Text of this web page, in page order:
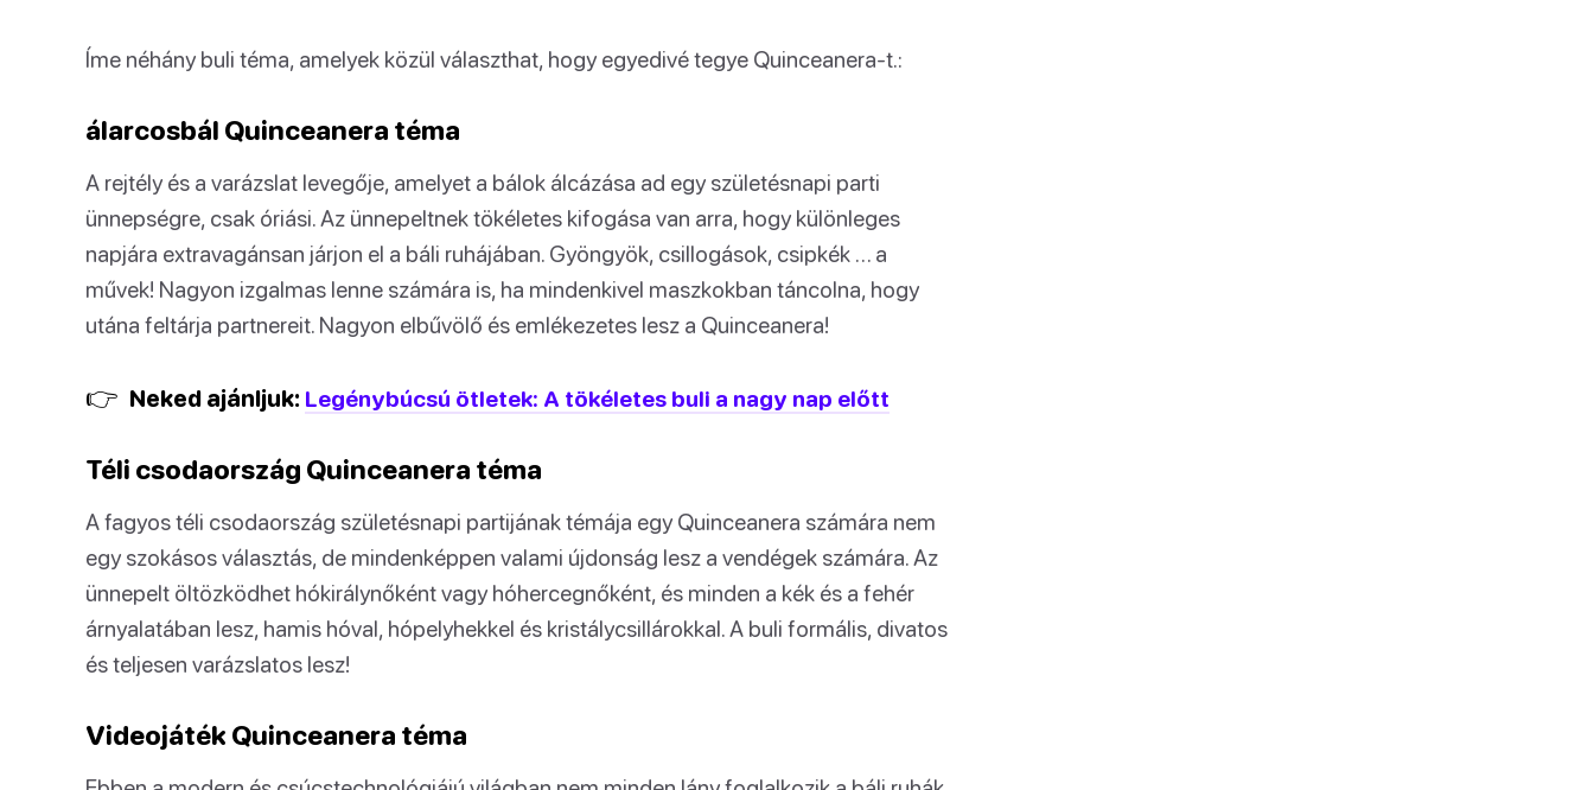
Íme néhány buli téma, amelyek közül választhat, hogy egyedivé tegye Quinceanera-t.:
álarcosbál Quinceanera téma
A rejtély és a varázslat levegője, amelyet a bálok álcázása ad egy születésnapi parti
ünnepségre, csak óriási. Az ünnepeltnek tökéletes kifogása van arra, hogy különleges
napjára extravagánsan járjon el a báli ruhájában. Gyöngyök, csillogások, csipkék … a
művek! Nagyon izgalmas lenne számára is, ha mindenkivel maszkokban táncolna, hogy
utána feltárja partnereit. Nagyon elbűvölő és emlékezetes lesz a Quinceanera!
👉 Neked ajánljuk: Legénybúcsú ötletek: A tökéletes buli a nagy nap előtt
Téli csodaország Quinceanera téma
A fagyos téli csodaország születésnapi partijának témája egy Quinceanera számára nem
egy szokásos választás, de mindenképpen valami újdonság lesz a vendégek számára. Az
ünnepelt öltözködhet hókirálynőként vagy hóhercegnőként, és minden a kék és a fehér
árnyalatában lesz, hamis hóval, hópelyhekkel és kristálycsillárokkal. A buli formális, divatos
és teljesen varázslatos lesz!
Videojáték Quinceanera téma